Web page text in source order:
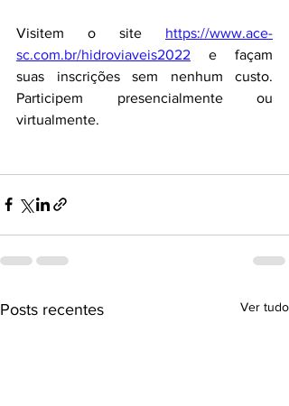
Visitem o site https://www.ace-
sc.com.br/hidroviaveis2022 e façam
suas inscrições sem nenhum custo.
Participem presencialmente ou
virtualmente.
Posts recentes Ver tudo